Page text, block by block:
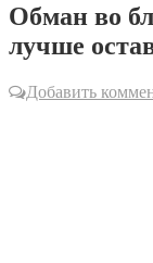
Обман во
лучше
Добавить